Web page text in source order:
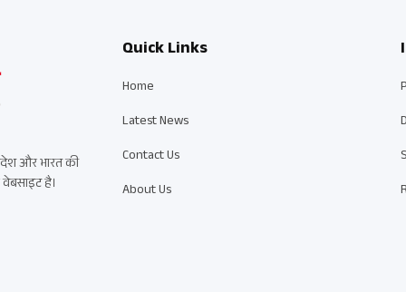
और भारत की
है।
Quick Links
Home
Latest News
Contact Us
About Us